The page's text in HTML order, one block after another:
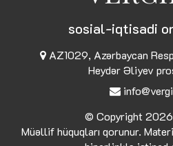
sosial-iqtisadi
AZ1029, Azərbaycan
Heydər Əliyev
© Copyright 2026
Müəllif hüquqları qorunur.